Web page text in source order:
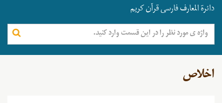
دائرة المعارف فارسی قرآن کریم
اخلاص